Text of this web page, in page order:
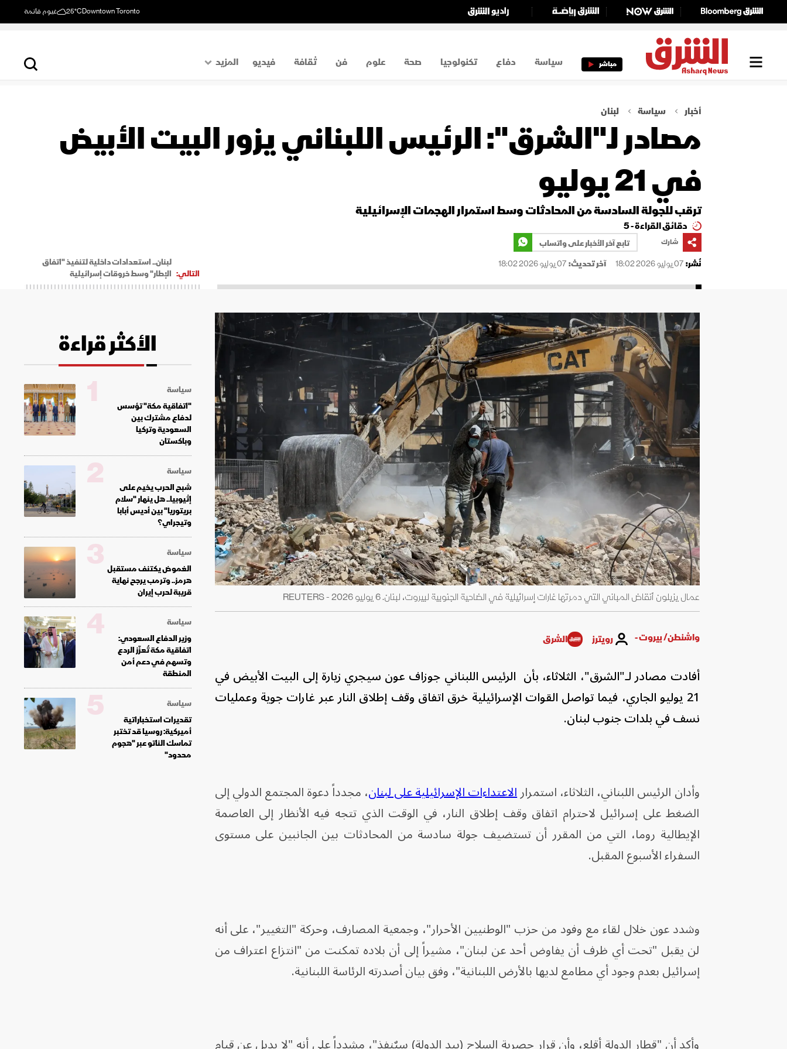
Downtown Toronto
25°C غيوم قاتمة
مباشر سياسة دفاع تكنولوجيا صحة علوم فن ثقافة فيديو
المزيد
اقتصاد
أخبار سياسة لبنان
مصادر لـ"الشرق": الرئيس اللبناني يزور البيت الأبيض
في 21 يوليو
ترقب للجولة السادسة من المحادثات وسط استمرار الهجمات الإسرائيلية
دقائق القراءة - 5
شارك
تابع آخر الأخبار على واتساب
نُشر:07 يوليو 2026 18:02 آخر تحديث:07 يوليو 2026 18:02
التالي:
لبنان.. استعدادات داخلية لتنفيذ "اتفاق
الإطار" وسط خروقات إسرائيلية
عمال يزيلون أنقاض المباني التي دمرتها غارات إسرائيلية في الضاحية الجنوبية لبيروت، لبنان. 6 يوليو 2026 - REUTERS
واشنطن/ بيروت - رويترز الشرق
أفادت مصادر لـ"الشرق"، الثلاثاء، بأن الرئيس اللبناني جوزاف عون سيجري زيارة إلى البيت الأبيض في
21 يوليو الجاري، فيما تواصل القوات الإسرائيلية خرق اتفاق وقف إطلاق النار عبر غارات جوية وعمليات
نسف في بلدات جنوب لبنان.
وأدان الرئيس اللبناني، الثلاثاء، استمرارالاعتداءات الإسرائيلية على لبنان، مجدداً دعوة المجتمع الدولي إلى
الضغط على إسرائيل لاحترام اتفاق وقف إطلاق النار، في الوقت الذي تتجه فيه الأنظار إلى العاصمة
الإيطالية روما، التي من المقرر أن تستضيف جولة سادسة من المحادثات بين الجانبين على مستوى
السفراء الأسبوع المقبل.
وشدد عون خلال لقاء مع وفود من حزب "الوطنيين الأحرار"، وجمعية المصارف، وحركة "التغيير"، على أنه
لن يقبل "تحت أي ظرف أن يفاوض أحد عن لبنان"، مشيراً إلى أن بلاده تمكنت من "انتزاع اعتراف من
إسرائيل بعدم وجود أي مطامع لديها بالأرض اللبنانية"، وفق بيان أصدرته الرئاسة اللبنانية.
الأكثر قراءة
سياسة
"اتفاقية مكة" تؤسس
لدفاع مشترك بين
السعودية وتركيا
وباكستان
1
سياسة
شبح الحرب يخيم على
إثيوبيا.. هل ينهار "سلام
بريتوريا" بين أديس أبابا
وتيجراي؟
2
سياسة
الغموض يكتنف مستقبل
هرمز.. وترمب يرجح نهاية
قريبة لحرب إيران
3
سياسة
وزير الدفاع السعودي:
اتفاقية مكة تُعزّز الردع
وتسهم في دعم أمن
المنطقة
4
سياسة
تقديرات استخباراتية
أميركية: روسيا قد تختبر
تماسك الناتو عبر "هجوم
محدود"
5